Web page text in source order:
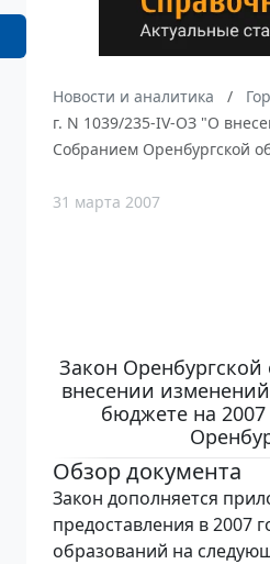
Новости и аналитика
г. N 1039/235-IV-ОЗ "О
Собранием Оренбургской
31 марта 2007
Закон Оренбургской
внесении
бюджете на
Обзор документа
Закон дополняется
предоставления в 2007
образований на